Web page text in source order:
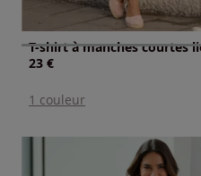
23 €
1 couleur